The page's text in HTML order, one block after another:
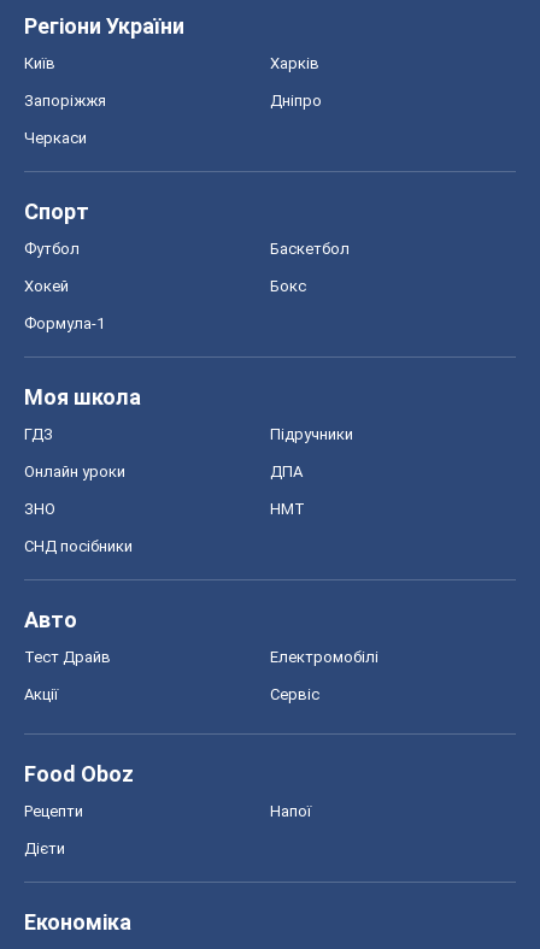
Регіони України
Київ Харків
Запоріжжя Дніпро
Черкаси
Спорт
Футбол Баскетбол
Хокей Бокс
Формула-1
Моя школа
ГДЗ Підручники
Онлайн уроки ДПА
ЗНО НМТ
СНД посібники
Авто
Тест Драйв Електромобілі
Акції Сервіс
Food Oboz
Рецепти Напої
Дієти
Економіка